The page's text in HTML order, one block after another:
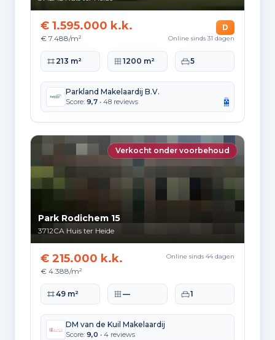
Aan bosrand, aan park, aan rustige
in bosrijke omgeving en vrij uitzicht
Inpandig
PARKEREN
Op eigen terrein
01-06-2026
€ 1.595.000 k.k.
€ 7.488/m²
D
Online sinds 31 dagen
Woonoppervlakte
213 m² Perceeloppervlakte
1200 m² Slaapkamers
5
Parkland Makelaardij B.V.
Score: 9,7 • 48 reviews
Verkocht onder voorbehoud
Park Rodichem 15
3712CA Huis ter Heide
€ 215.000 k.k.
€ 4.388/m²
Online sinds 44 dagen
Woonoppervlakte
49 m² Perceeloppervlakte
— Slaapkamers
1
DM van de Kuil Makelaardij
Score: 9,0 • 4 reviews